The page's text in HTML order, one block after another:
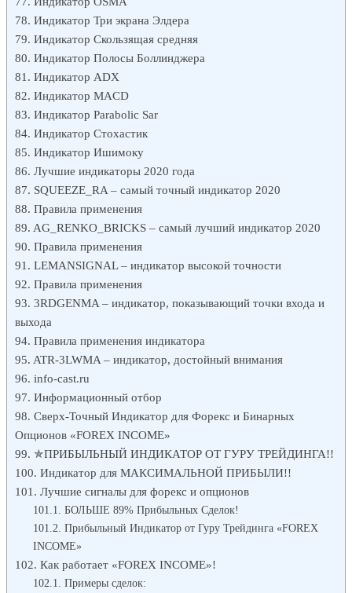
Индикатор Три экрана Элдера
Индикатор Скользящая средняя
Индикатор Полосы Боллинджера
Индикатор ADX
Индикатор MACD
Индикатор Parabolic Sar
Индикатор Стохастик
Индикатор Ишимоку
Лучшие индикаторы 2020 года
SQUEEZE_RA – самый точный индикатор 2020
Правила применения
AG_RENKO_BRICKS – самый лучший индикатор 2020
Правила применения
LEMANSIGNAL – индикатор высокой точности
Правила применения
3RDGENMA – индикатор, показывающий точки входа и
выхода
Правила применения индикатора
ATR-3LWMA – индикатор, достойный внимания
info-cast.ru
Информационный отбор
Сверх-Точный Индикатор для Форекс и Бинарных
Опционов «FOREX INCOME»
✯ПРИБЫЛЬНЫЙ ИНДИКАТОР ОТ ГУРУ ТРЕЙДИНГА!!
Индикатор для МАКСИМАЛЬНОЙ ПРИБЫЛИ!!
Лучшие сигналы для форекс и опционов
БОЛЬШЕ 89% Прибыльных Сделок!
Прибыльный Индикатор от Гуру Трейдинга «FOREX
INCOME»
Как работает «FOREX INCOME»!
Примеры сделок: